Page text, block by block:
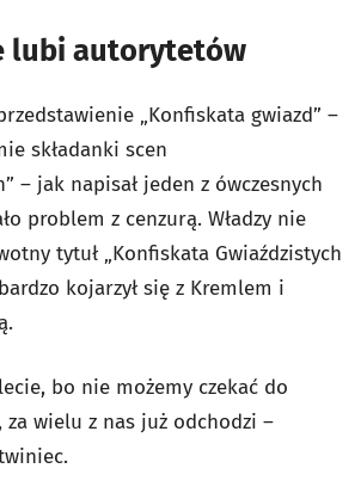
lubi autorytetów
„Konfiskata gwiazd” –
składanki scen
– jak napisał jeden z ówczesnych
problem z cenzurą. Władzy nie
tytuł „Konfiskata Gwiaździstych
kojarzył się z Kremlem i
bo nie możemy czekać do
za wielu z nas już odchodzi –